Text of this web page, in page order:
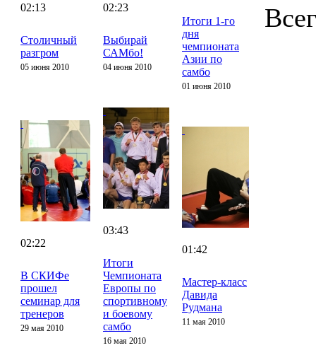
02:13
Столичный
разгром
05 июня 2010
02:23
Выбирай
САМбо!
04 июня 2010
Итоги 1-го
дня
чемпионата
Азии по
самбо
01 июня 2010
02:22
В СКИФе
прошел
семинар для
тренеров
29 мая 2010
03:43
Итоги
Чемпионата
Европы по
спортивному
и боевому
самбо
16 мая 2010
01:42
Мастер-класс
Давида
Рудмана
11 мая 2010